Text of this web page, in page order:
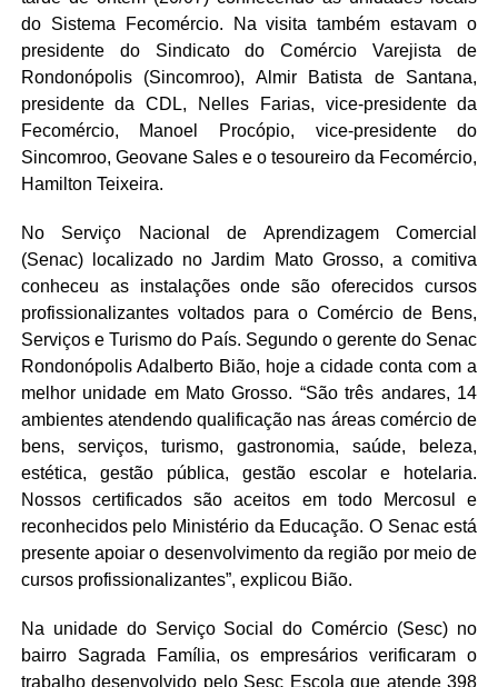
do Sistema Fecomércio. Na visita também estavam o
presidente do Sindicato do Comércio Varejista de
Rondonópolis (Sincomroo), Almir Batista de Santana,
presidente da CDL, Nelles Farias, vice-presidente da
Fecomércio, Manoel Procópio, vice-presidente do
Sincomroo, Geovane Sales e o tesoureiro da Fecomércio,
Hamilton Teixeira.
No Serviço Nacional de Aprendizagem Comercial
(Senac) localizado no Jardim Mato Grosso, a comitiva
conheceu as instalações onde são oferecidos cursos
profissionalizantes voltados para o Comércio de Bens,
Serviços e Turismo do País. Segundo o gerente do Senac
Rondonópolis Adalberto Bião, hoje a cidade conta com a
melhor unidade em Mato Grosso. “São três andares, 14
ambientes atendendo qualificação nas áreas comércio de
bens, serviços, turismo, gastronomia, saúde, beleza,
estética, gestão pública, gestão escolar e hotelaria.
Nossos certificados são aceitos em todo Mercosul e
reconhecidos pelo Ministério da Educação. O Senac está
presente apoiar o desenvolvimento da região por meio de
cursos profissionalizantes”, explicou Bião.
Na unidade do Serviço Social do Comércio (Sesc) no
bairro Sagrada Família, os empresários verificaram o
trabalho desenvolvido pelo Sesc Escola que atende 398